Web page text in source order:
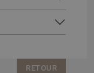
RETOUR